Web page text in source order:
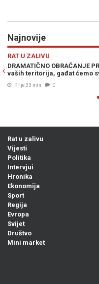
Najnovije
„Napali su nas sUŽAS S
tijelo
Rat u zalivu
Vijesti
Politika
Intervjui
Hronika
Ekonomija
Sport
Regija
Evropa
Svijet
Društvo
Mini market